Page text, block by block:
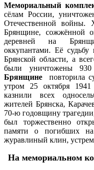
Мемориальный
сёлам России,
Отечественной войны.
Брянщине, сожжённой
деревней на
оккупантами. Её
Брянской области, а
были уничтожены 930
Брянщине
повторила
утром 25 октября 1941
казнили всех
жителей Брянска,
70-ю годовщину
был торжественно
памяти о погибших
журавлиный клин,
На мемориальном